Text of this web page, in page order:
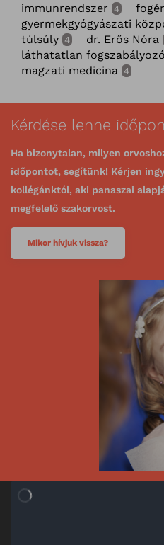
immunrendszer 4
gyermekgyógyászati
túlsúly 4 dr. Erős Nóra
láthatatlan fogszabályozó
magzati medicina 4
Kérdése lenne
Ha bizonytalan, milyen
időpontot, segítünk! Kérjen
kollégánktól, aki panaszai
megfelelő szakorvost.
Mikor hívjuk vissza?